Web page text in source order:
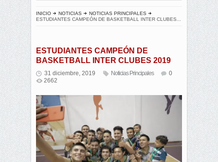
INICIO NOTICIAS
NOTICIAS PRINCIPALES
ESTUDIANTES CAMPEÓN DE BASKETBALL INTER CLUBES...
ESTUDIANTES CAMPEÓN DE
BASKETBALL INTER CLUBES 2019
31 diciembre, 2019 Noticias Principales
0
2662